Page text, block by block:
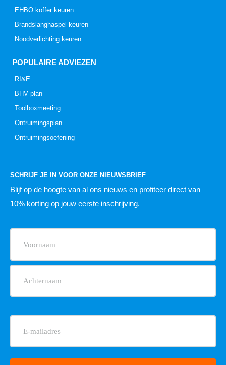
EHBO koffer keuren
Brandslanghaspel keuren
Noodverlichting keuren
POPULAIRE ADVIEZEN
RI&E
BHV plan
Toolboxmeeting
Ontruimingsplan
Ontruimingsoefening
SCHRIJF JE IN VOOR ONZE NIEUWSBRIEF
Blijf op de hoogte van al ons nieuws en profiteer direct van
10% korting op jouw eerste inschrijving.
(Vereist)
E-
(Vereist)